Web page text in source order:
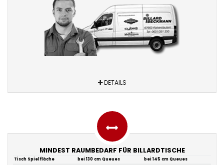
DETAILS
MINDEST RAUMBEDARF FÜR BILLARDTISCHE
Tisch Spielfläche bei 130 cm Queues
bei 145 cm Queues